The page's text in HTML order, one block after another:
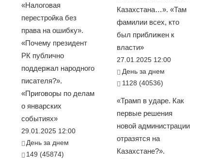
«Налоговая
перестройка без
права на ошибку».
«Почему президент
РК публично
поддержал народного
писателя?».
«Приговоры по делам
о январских
событиях»
29.01.2025 12:00
День за днем
149 (45874)
Казахстана…». «Там
фамилии всех, кто
был приближен к
власти»
27.01.2025 12:00
День за днем
1128 (40536)
«Трамп в ударе. Как
первые решения
новой администрации
отразятся на
Казахстане?».